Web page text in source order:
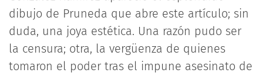
dibujo de Pruneda que abre este artículo; sin
duda, una joya estética. Una razón pudo ser
la censura; otra, la vergüenza de quienes
tomaron el poder tras el impune asesinato de